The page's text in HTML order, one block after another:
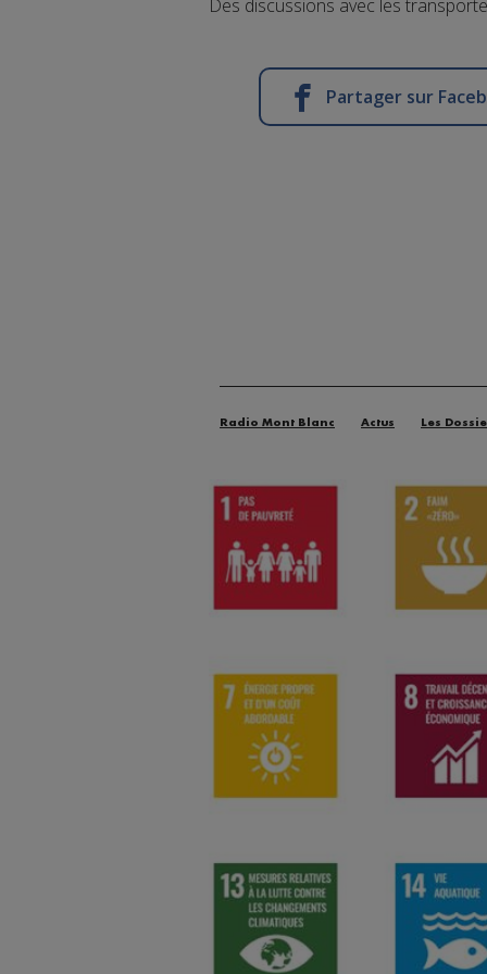
Des discussions avec les
Partager sur
Radio Mont Blanc Actus Les